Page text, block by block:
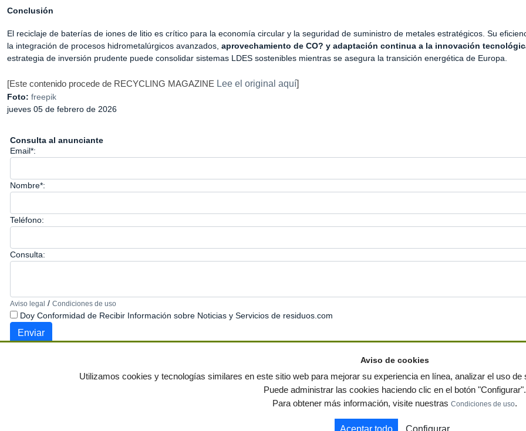
Conclusión
El reciclaje de baterías de iones de litio es crítico para la economía circular y la seguridad de suministro de metales estratégicos. Su
la integración de procesos hidrometalúrgicos avanzados, aprovechamiento de CO? y adaptación continua a la innovación
estrategia de inversión prudente puede consolidar sistemas LDES sostenibles mientras se asegura la transición energética de Europa.
[Este contenido procede de RECYCLING MAGAZINE Lee el original aquí]
Foto: freepik
jueves 05 de febrero de 2026
Consulta al anunciante
Email*:
Nombre*:
Teléfono:
Consulta:
Aviso legal / Condiciones de uso
Doy Conformidad de Recibir Información sobre Noticias y Servicios de residuos.com
© residuos.com - Todos los derechos reservados- Política de privacidad|Condiciones de uso| Contacto|Editores| Mapa web|
Notas de prensa Contenedores
Aviso de cookies
Utilizamos cookies y tecnologías similares en este sitio web para mejorar su experiencia en línea, analizar el uso
Puede administrar las cookies haciendo clic en el botón "Configurar".
Para obtener más información, visite nuestras Condiciones de uso.
Aceptar todo Configurar